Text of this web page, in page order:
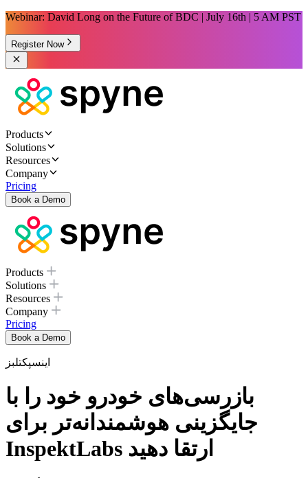
Webinar: David Long on the Future of BDC | July 16th | 5 AM PST
Register Now
Products
Solutions
Resources
Company
Pricing
Book a Demo
Products
Solutions
Resources
Company
Pricing
Book a Demo
اینسپکتلبز
بازرسی‌های خودرو خود را با
جایگزینی هوشمندانه‌تر برای
InspektLabs ارتقا دهید